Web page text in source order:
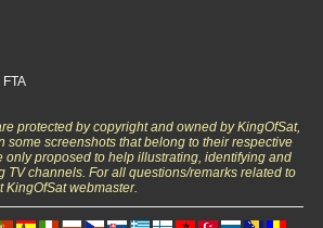
protected by copyright and owned by KingOfSat,
some screenshots that belong to their respective
only proposed to help illustrating, identifying and
TV channels. For all questions/remarks related to
KingOfSat webmaster.